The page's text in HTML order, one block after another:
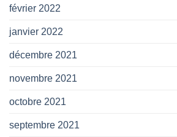
février 2022
janvier 2022
décembre 2021
novembre 2021
octobre 2021
septembre 2021